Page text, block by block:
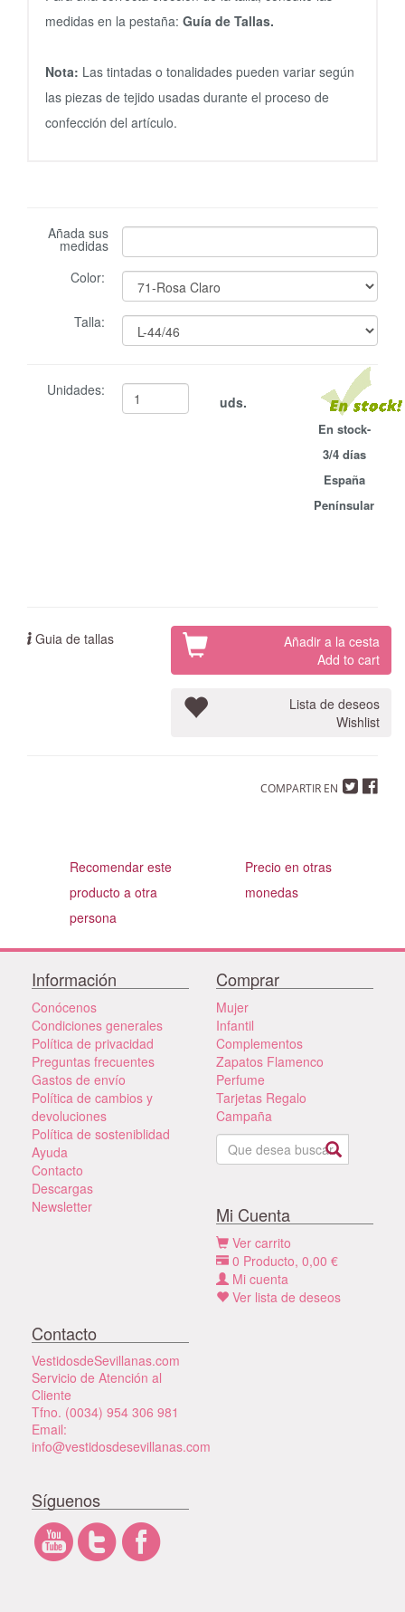
medidas en la pestaña: Guía de Tallas.
Nota: Las tintadas o tonalidades pueden variar según
las piezas de tejido usadas durante el proceso de
confección del artículo.
Añada sus
medidas
Color:
Talla:
Unidades:
uds.
En stock-
3/4 días
España
Penínsular
Guia de tallas
Añadir a la cesta
Add to cart
Lista de deseos
Wishlist
COMPARTIR EN
Recomendar este
producto a otra
persona
Precio en otras
monedas
Información
Conócenos
Condiciones generales
Política de privacidad
Preguntas frecuentes
Gastos de envío
Política de cambios y
devoluciones
Política de sosteniblidad
Ayuda
Contacto
Descargas
Newsletter
Comprar
Mujer
Infantil
Complementos
Zapatos Flamenco
Perfume
Tarjetas Regalo
Campaña
Mi Cuenta
Ver carrito
0 Producto, 0,00 €
Mi cuenta
Ver lista de deseos
Contacto
VestidosdeSevillanas.com
Servicio de Atención al
Cliente
Tfno. (0034) 954 306 981
Email:
info@vestidosdesevillanas.com
Síguenos